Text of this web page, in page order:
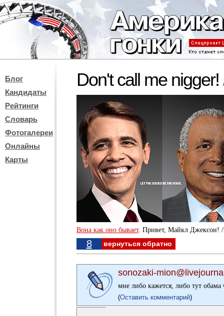
Блог
Кандидаты
Рейтинги
Словарь
Фотогалереи
Онлайны
Карты
Don't call me nigger!
Вона как оно бывает. Привет, Майкл Джексон! /
8 вернуться обратно
sonozaki-
мне либо кажется, либо тут
(Оставить комментарий)